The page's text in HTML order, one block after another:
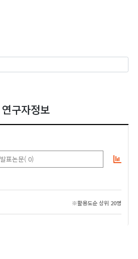
연구자정보
발표논문( 0)
※활용도순 상위 20명